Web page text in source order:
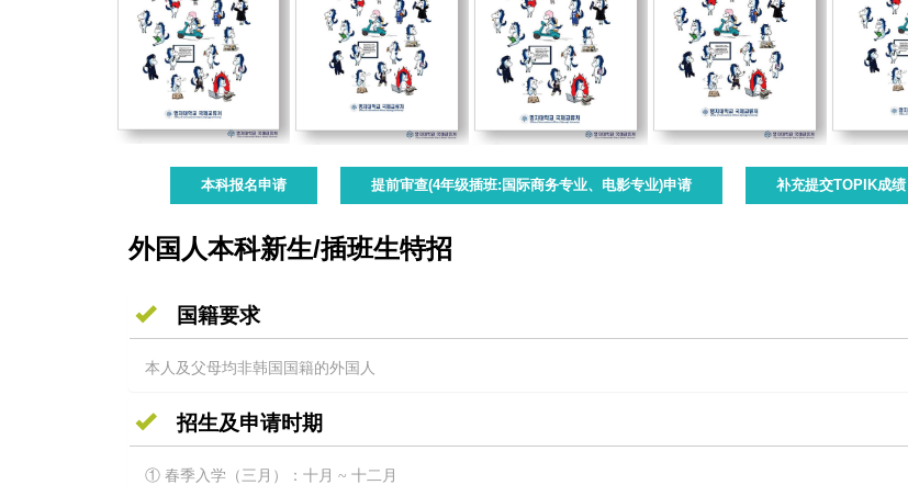
本科报名申请 提前审查(4年级插班:国际商务专业、电影专业)申请 补充提交TOPIK成绩
外国人本科新生/插班生特招
国籍要求
本人及父母均非韩国国籍的外国人
招生及申请时期
① 春季入学（三月）：十月 ~ 十二月